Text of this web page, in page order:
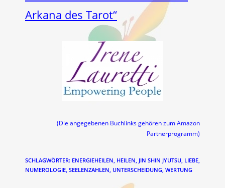
Arkana des Tarot“
(Die angegebenen Buchlinks gehören zum Amazon
Partnerprogramm)
SCHLAGWÖRTER: ENERGIEHEILEN, HEILEN, JIN SHIN JYUTSU, LIEBE,
NUMEROLOGIE, SEELENZAHLEN, UNTERSCHEIDUNG, WERTUNG